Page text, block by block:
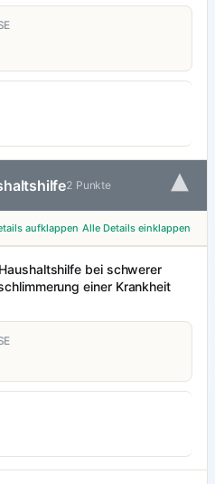
2 Punkte ▾
aufklappen Alle Details einklappen
bei schwerer
einer Krankheit